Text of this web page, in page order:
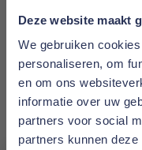
Deze website maakt
We gebruiken
personaliseren, om
en om ons
informatie over uw
partners voor social
partners kunnen
Prijs
€ 280,00
Levertijd
1 tot 5